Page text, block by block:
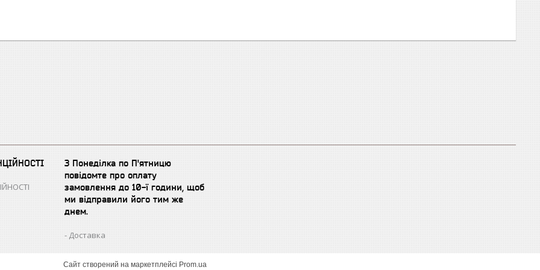
З Понеділка по П'ятницю
повідомте про оплату
замовлення до 10-ї години, щоб
ми відправили його тим же
днем.
Доставка
Сайт створений на маркетплейсі Prom.ua